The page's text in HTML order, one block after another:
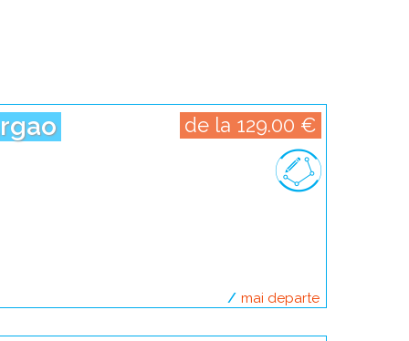
de la 129.00 €
mai departedespre